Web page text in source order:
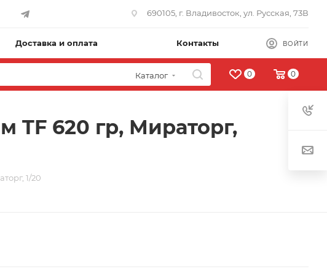
690105, г. Владивосток, ул. Русская, 73В
Доставка и оплата Контакты ВОЙТИ
Каталог 0 0
TF 620 гр, Мираторг,
1/20